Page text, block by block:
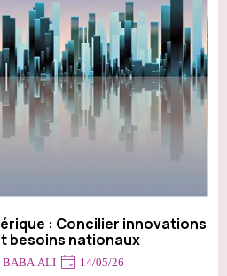
: Concilier innovations
besoins nationaux
BABA ALI 14/05/26